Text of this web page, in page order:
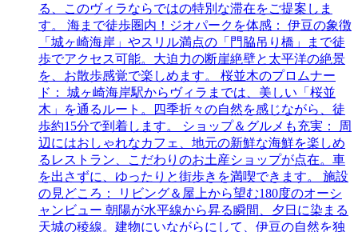
る、このヴィラならではの特別な滞在をご提案しま
す。 海まで徒歩圏内！ジオパークを体感： 伊豆の象徴
「城ヶ崎海岸」やスリル満点の「門脇吊り橋」まで徒
歩でアクセス可能。大迫力の断崖絶壁と太平洋の絶景
を、お散歩感覚で楽しめます。 桜並木のプロムナー
ド： 城ヶ崎海岸駅からヴィラまでは、美しい「桜並
木」を通るルート。四季折々の自然を感じながら、徒
歩約15分で到着します。 ショップ＆グルメも充実： 周
辺にはおしゃれなカフェ、地元の新鮮な海鮮を楽しめ
るレストラン、こだわりのお土産ショップが点在。車
を出さずに、ゆったりと街歩きを満喫できます。 施設
の見どころ： リビング＆屋上から望む180度のオーシ
ャンビュー 朝陽が水平線から昇る瞬間、夕日に染まる
天城の稜線。建物にいながらにして、伊豆の自然を独